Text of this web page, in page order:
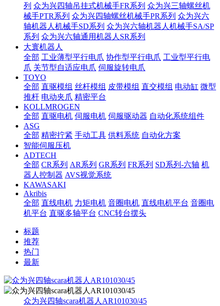
列 众为兴四轴吊挂式机械手FR系列 众为兴三轴螺丝机
械手PTR系列 众为兴四轴螺丝机械手PR系列 众为兴六
轴机器人机械手SD系列 众为兴六轴机器人机械手SA/SP
系列 众为兴六轴通用机器人SR系列
大寰机器人
全部 工业薄型平行电爪 协作型平行电爪 工业型平行电
爪 关节型自适应电爪 伺服旋转电爪
TOYO
全部 直驱模组 丝杆模组 皮带模组 直交模组 电动缸 微型
推杆 电动夹爪 精密平台
KOLLMROGEN
全部 直驱电机 伺服电机 伺服驱动器 自动化系统组件
ASG
全部 精密拧紧 手动工具 供料系统 自动化方案
智能伺服压机
ADTECH
全部 CR系列 AR系列 GR系列 FR系列 SD系列-六轴 机
器人控制器 AVS视觉系统
KAWASAKI
Akribis
全部 直线电机 力矩电机 音圈电机 直线电机平台 音圈电
机平台 直驱多轴平台 CNC转台摆头
标题
推荐
热门
最新
众为兴四轴scara机器人AR101030/45